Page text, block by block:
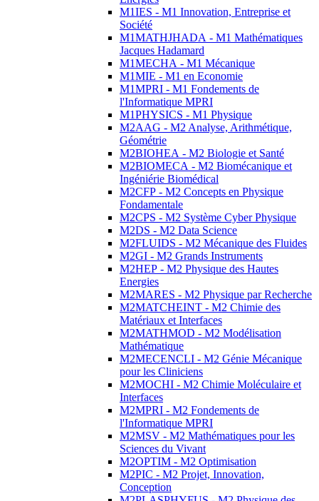
M1IES - M1 Innovation, Entreprise et
Société
M1MATHJHADA - M1 Mathématiques
Jacques Hadamard
M1MECHA - M1 Mécanique
M1MIE - M1 en Economie
M1MPRI - M1 Fondements de
l'Informatique MPRI
M1PHYSICS - M1 Physique
M2AAG - M2 Analyse, Arithmétique,
Géométrie
M2BIOHEA - M2 Biologie et Santé
M2BIOMECA - M2 Biomécanique et
Ingéniérie Biomédical
M2CFP - M2 Concepts en Physique
Fondamentale
M2CPS - M2 Système Cyber Physique
M2DS - M2 Data Science
M2FLUIDS - M2 Mécanique des Fluides
M2GI - M2 Grands Instruments
M2HEP - M2 Physique des Hautes
Energies
M2MARES - M2 Physique par Recherche
M2MATCHEINT - M2 Chimie des
Matériaux et Interfaces
M2MATHMOD - M2 Modélisation
Mathématique
M2MECENCLI - M2 Génie Mécanique
pour les Cliniciens
M2MOCHI - M2 Chimie Moléculaire et
Interfaces
M2MPRI - M2 Fondements de
l'Informatique MPRI
M2MSV - M2 Mathématiques pour les
Sciences du Vivant
M2OPTIM - M2 Optimisation
M2PIC - M2 Projet, Innovation,
Conception